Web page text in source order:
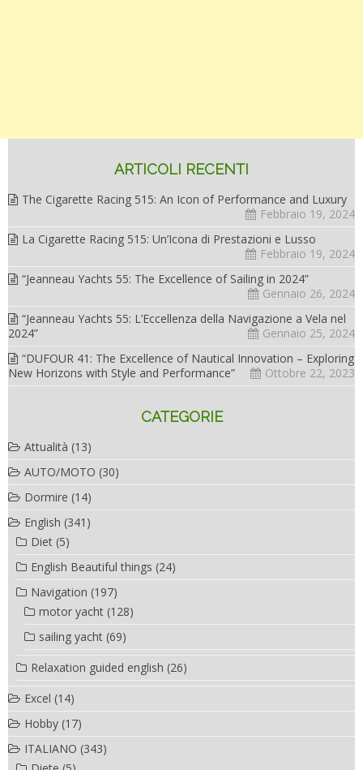
ARTICOLI RECENTI
The Cigarette Racing 515: An Icon of Performance and Luxury
Febbraio 19, 2024
La Cigarette Racing 515: Un’Icona di Prestazioni e Lusso
Febbraio 19, 2024
“Jeanneau Yachts 55: The Excellence of Sailing in 2024”
Gennaio 26, 2024
“Jeanneau Yachts 55: L’Eccellenza della Navigazione a Vela nel
2024”
Gennaio 25, 2024
“DUFOUR 41: The Excellence of Nautical Innovation – Exploring
New Horizons with Style and Performance”
Ottobre 22, 2023
CATEGORIE
Attualità (13)
AUTO/MOTO (30)
Dormire (14)
English (341)
Diet (5)
English Beautiful things (24)
Navigation (197)
motor yacht (128)
sailing yacht (69)
Relaxation guided english (26)
Excel (14)
Hobby (17)
ITALIANO (343)